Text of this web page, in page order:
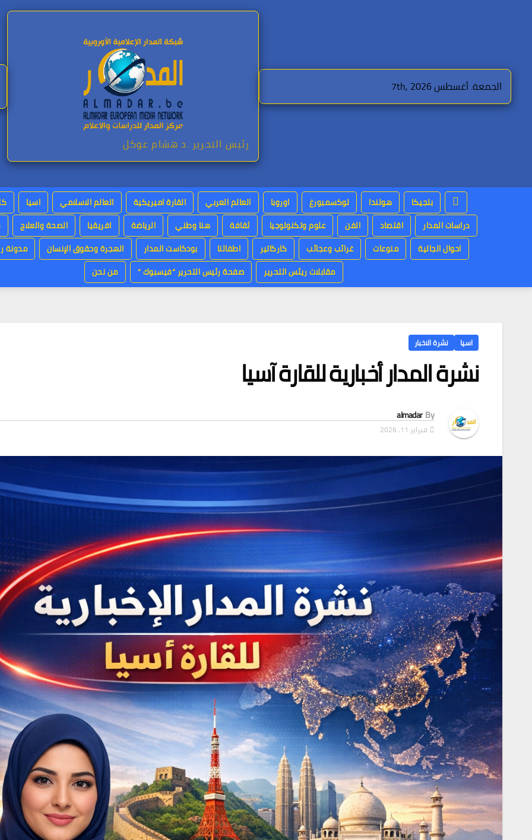
الجمعة. أغسطس 7th, 2026
رئيس التحرير .د هشام عوكل
بلجيكا هولندا لوكسمبورغ اوروبا العالم العربي القارة اميريكية العالم الاسلامي اسيا
دراسات المدار
اقتصاد الفن علوم وتكنولوجيا ثقافة هنا وطني الرياضة افريقيا الصحة والعلاج
احوال الجالية
منوعات غرائب وعجائب كاركاتير اطفالنا بودكاست المدار الهجرة وحقوق الإنسان
مدونة
مقابلات ريئس التحرير
صفحة رئيس التحرير “فيسبوك “ من نحن
اسيا نشرة الاخبار
نشرة المدار أخبارية للقارة آسيا
By
almadar
فبراير 11, 2026